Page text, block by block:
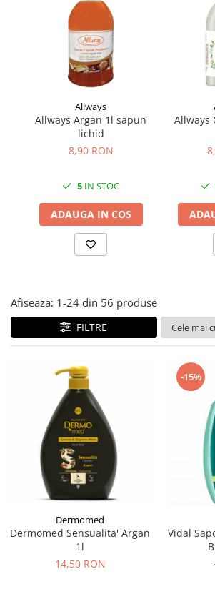
Făină italiană
Condimente & Sare
Zahăr & Îndulcitori
Lapte & Condensat
Creme & Esente
Paste Italiene
Orez & Polenta
Allways
Allways Argan 1l sapun
lichid
8,90 RON
5 IN STOC
ADAUGA IN COS
Allways
Afiseaza: 1-24 din 56 produse
FILTRE
Dermomed
Dermomed Sensualita' Argan
1l
14,50 RON
-15%
Vidal